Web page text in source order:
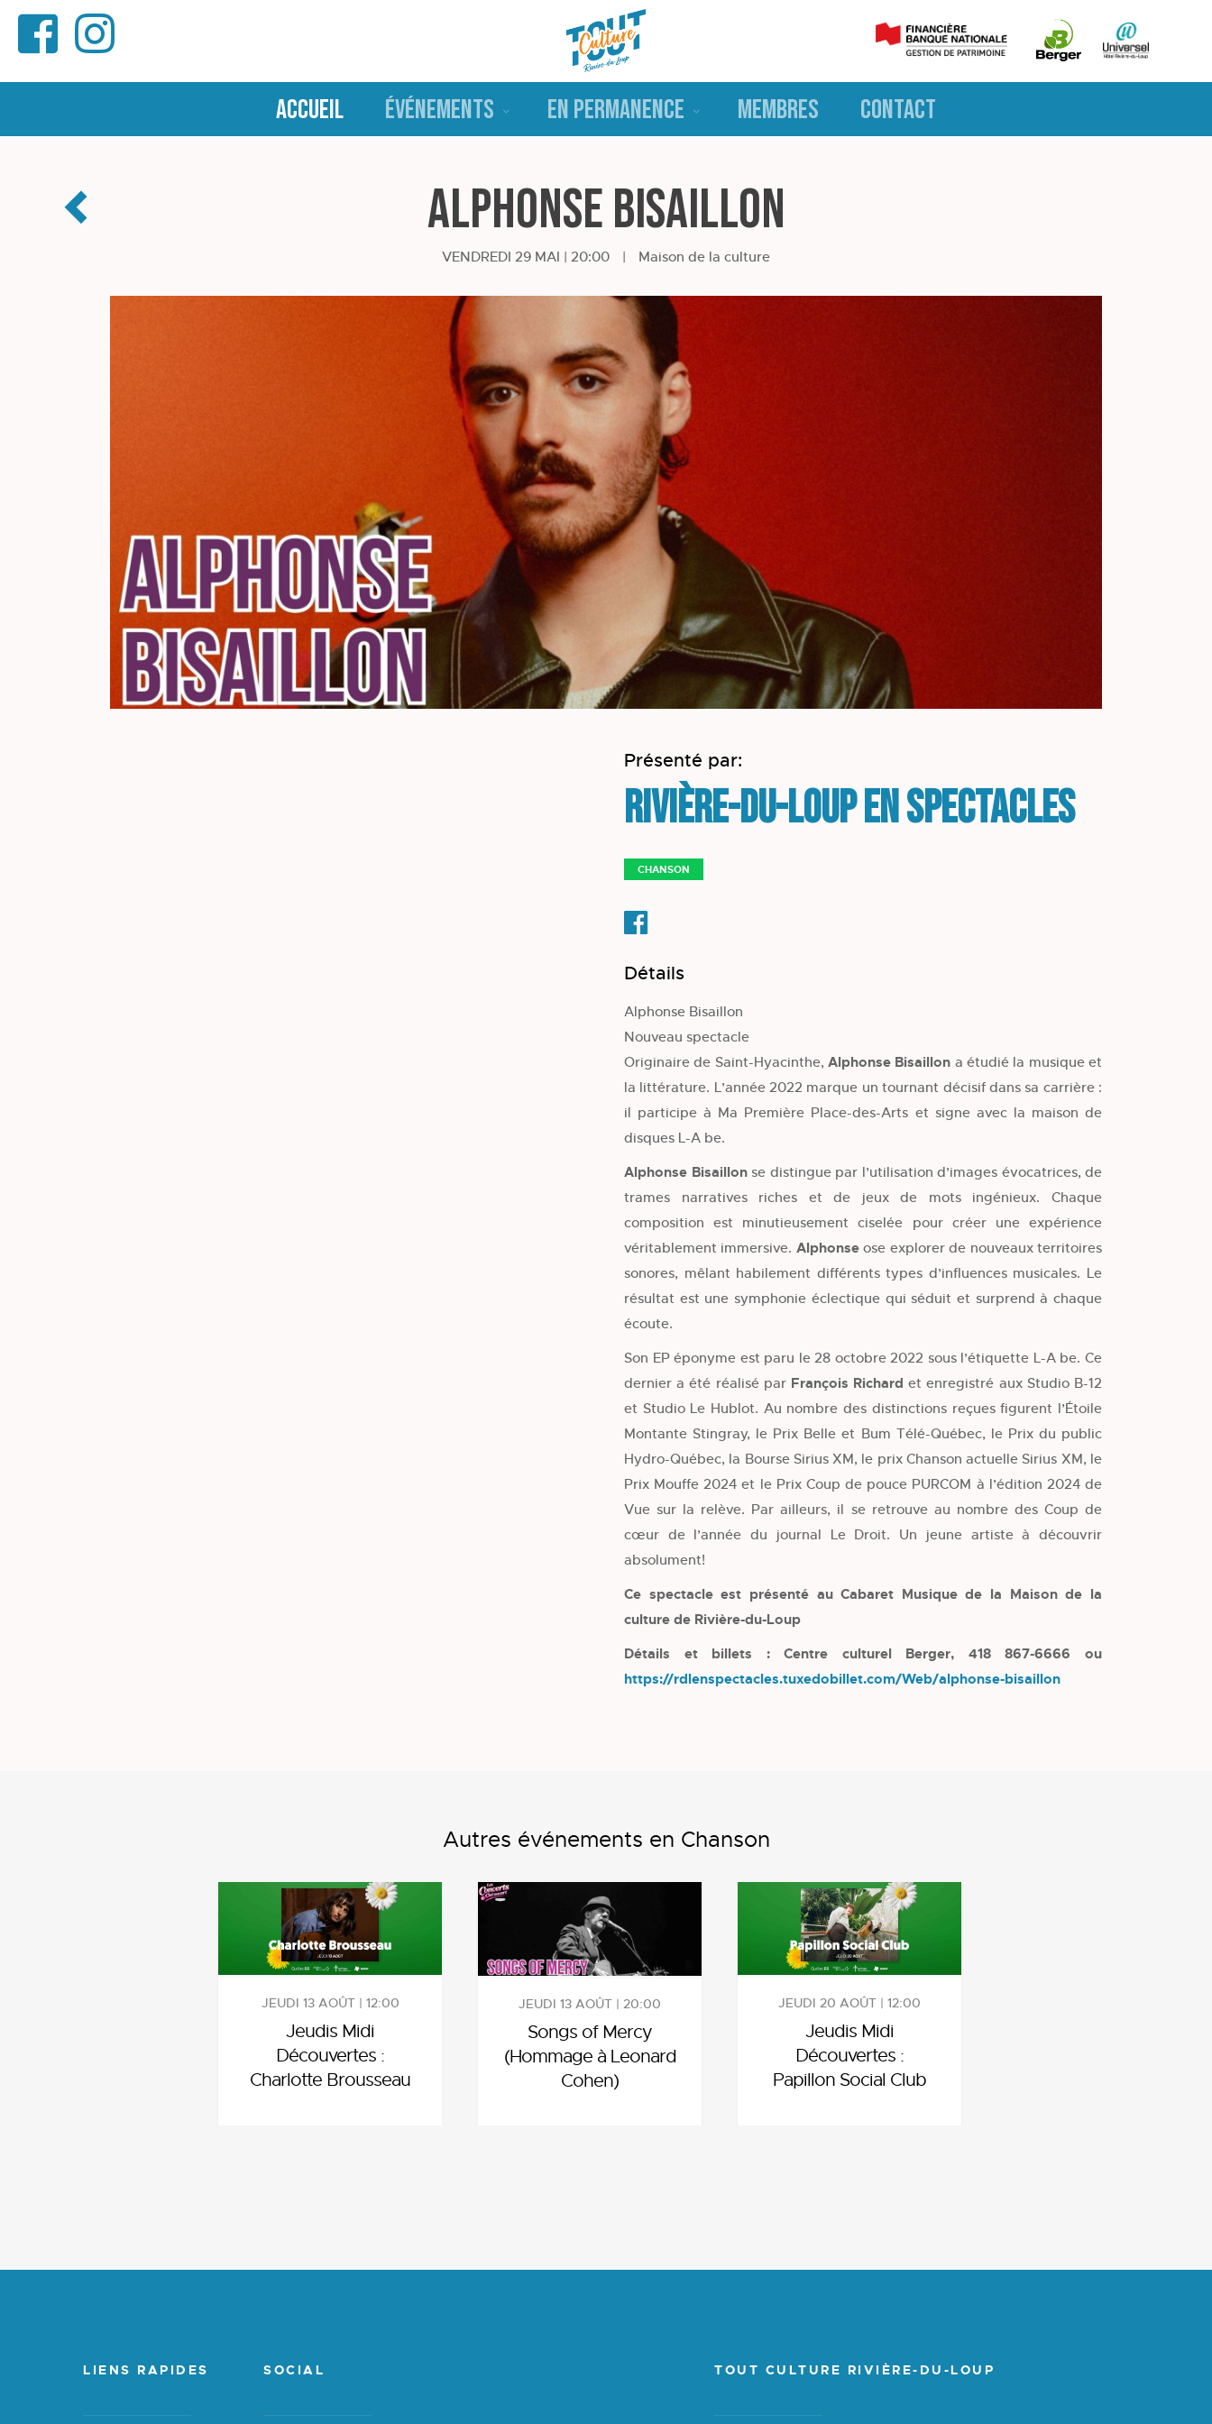
ACCUEIL ÉVÉNEMENTS EN PERMANENCE MEMBRES CONTACT
Alphonse Bisaillon
VENDREDI 29 MAI | 20:00 | Maison de la culture
Présenté par:
Rivière-du-Loup en spectacles
CHANSON
Détails
Alphonse Bisaillon
Nouveau spectacle
Originaire de Saint-Hyacinthe, Alphonse Bisaillon a étudié la musique et
la littérature. L’année 2022 marque un tournant décisif dans sa carrière :
il participe à Ma Première Place-des-Arts et signe avec la maison de
disques L-A be.
Alphonse Bisaillon se distingue par l’utilisation d’images évocatrices, de
trames narratives riches et de jeux de mots ingénieux. Chaque
composition est minutieusement ciselée pour créer une expérience
véritablement immersive. Alphonseose explorer de nouveaux territoires
sonores, mêlant habilement différents types d’influences musicales. Le
résultat est une symphonie éclectique qui séduit et surprend à chaque
écoute.
Son EP éponyme est paru le 28 octobre 2022 sous l’étiquette L-A be. Ce
dernier a été réalisé par François Richard et enregistré aux Studio B-12
et Studio Le Hublot. Au nombre des distinctions reçues figurent l’Étoile
Montante Stingray, le Prix Belle et Bum Télé-Québec, le Prix du public
Hydro-Québec, la Bourse Sirius XM, le prix Chanson actuelle Sirius XM, le
Prix Mouffe 2024 et le Prix Coup de pouce PURCOM à l’édition 2024 de
Vue sur la relève. Par ailleurs, il se retrouve au nombre des Coup de
cœur de l’année du journal Le Droit. Un jeune artiste à découvrir
absolument!
Ce spectacle est présenté au Cabaret Musique de la Maison de la
culture de Rivière-du-Loup
Détails et billets : Centre culturel Berger, 418 867-6666 ou
https://rdlenspectacles.tuxedobillet.com/Web/alphonse-bisaillon
Autres événements en Chanson
JEUDI 13 AOÛT | 12:00
Jeudis Midi
Découvertes :
Charlotte Brousseau
JEUDI 13 AOÛT | 20:00
Songs of Mercy
(Hommage à Leonard
Cohen)
JEUDI 20 AOÛT | 12:00
Jeudis Midi
Découvertes :
Papillon Social Club
LIENS RAPIDES SOCIAL TOUT CULTURE RIVIÈRE-DU-LOUP